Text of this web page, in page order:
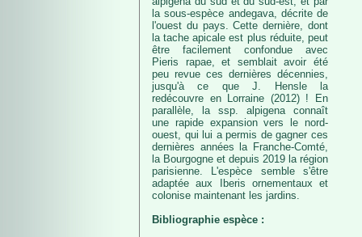
la sous-espèce andegava, décrite de
l'ouest du pays. Cette dernière, dont
la tache apicale est plus réduite, peut
être facilement confondue avec
Pieris rapae, et semblait avoir été
peu revue ces dernières décennies,
jusqu'à ce que J. Hensle la
redécouvre en Lorraine (2012) ! En
parallèle, la ssp. alpigena connaît
une rapide expansion vers le nord-
ouest, qui lui a permis de gagner ces
dernières années la Franche-Comté,
la Bourgogne et depuis 2019 la région
parisienne. L'espèce semble s'être
adaptée aux Iberis ornementaux et
colonise maintenant les jardins.
Bibliographie espèce :